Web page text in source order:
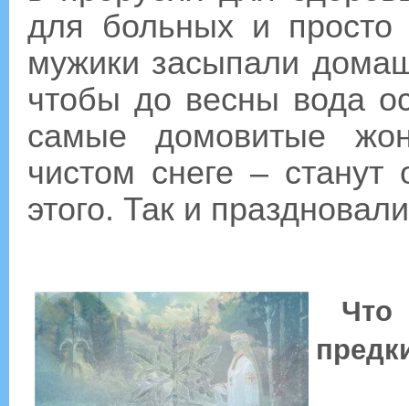
для больных и просто
мужики засыпали
чтобы до весны вода
самые домовитые
чистом снеге –
этого. Так и праздновали
Что